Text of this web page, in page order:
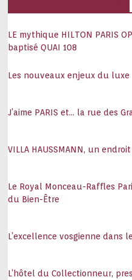
LE mythique HILTON PARIS
baptisé QUAI 108
Les nouveaux enjeux du luxe
J’aime PARIS et… la rue des
VILLA HAUSSMANN, un
Le Royal Monceau-Raffles
du Bien-Être
L’excellence vosgienne dans
L’hôtel du Collectionneur,